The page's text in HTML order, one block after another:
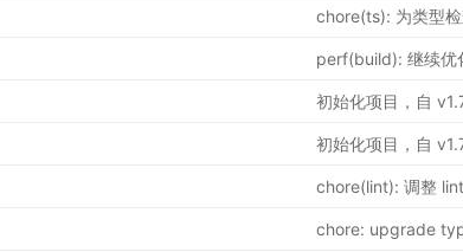
chore(ts): 为类型
perf(build): 继续优
初始化项目，自
初始化项目，自
chore(lint): 调整
chore: upgrade